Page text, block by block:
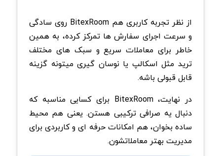
از نظر تجربه کاربری هم BitexRoom روی سادگی
و سرعت اجرای سفارش ها تمرکز کرده، به همین
خاطر برای معاملات سریع و سبک های مختلف
ترید مثل اسکالپ یا نوسان گیری میتونه گزینه
قابل قبولی باشه.
در نهایت، BitexRoom برای کسایی مناسبه که
دنبال یه صرافی ترکیبی هستن. یعنی هم محیط
ساده بخوان، هم امکانات حرفه ای و کاربردی برای
مدیریت بهتر معاملاتشون.